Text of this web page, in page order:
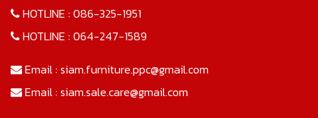
HOTLINE : 086-325-1951
HOTLINE : 064-247-1589
Email : siam.furniture.ppc@gmail.com
Email : siam.sale.care@gmail.com